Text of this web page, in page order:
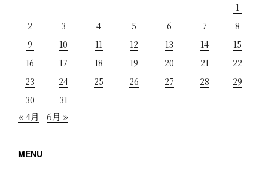
1
2
3 4 5 6 7
8
9
10 11 12 13 14
15
16
17 18 19 20 21
22
23
24 25 26 27 28
29
30
31
« 4月 6月 »
MENU